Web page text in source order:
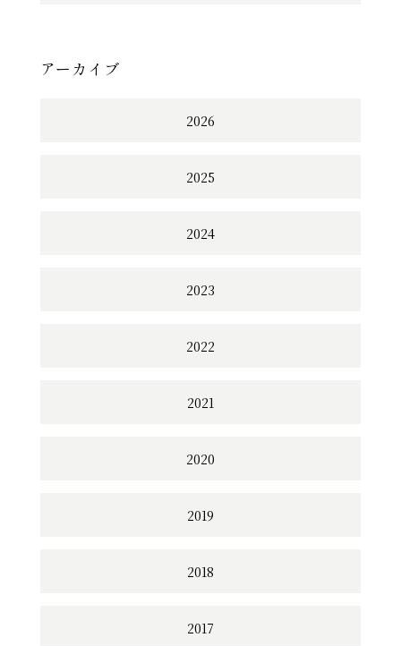
アーカイブ
2026
2025
2024
2023
2022
2021
2020
2019
2018
2017